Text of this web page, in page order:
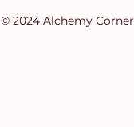
© 2024 Alchemy Corner